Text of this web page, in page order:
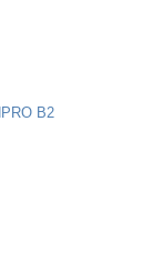
B2